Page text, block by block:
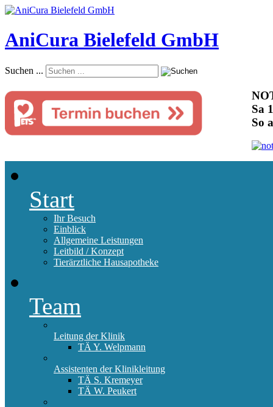
AniCura Bielefeld GmbH
Suchen ...
Sa
So
Start
Ihr Besuch
Einblick
Allgemeine Leistungen
Leitbild / Konzept
Tierärztliche Hausapotheke
Team
Leitung der Klinik
TÄ Y. Welpmann
Assistenten der Klinikleitung
TÄ S. Kremeyer
TÄ W. Peukert